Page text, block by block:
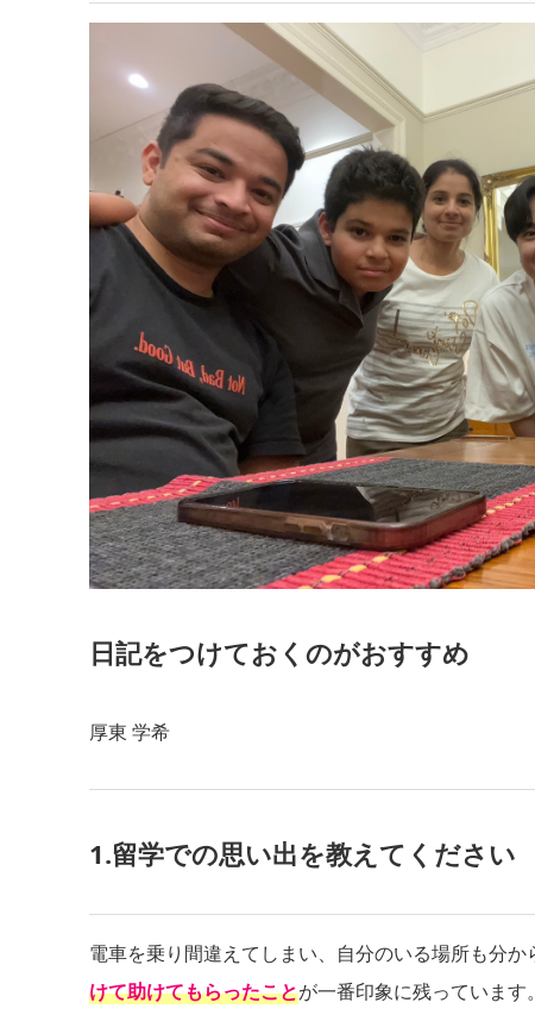
日記をつけておくのがおすすめ
厚東 学希
1.留学での思い出を教えてください
電車を乗り間違えてしまい、自分のいる場所も分か
けて助けてもらったことが一番印象に残っていま